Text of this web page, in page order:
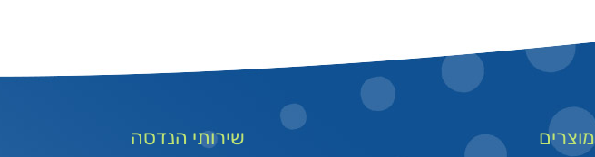
מוצרים שירותי הנדסה